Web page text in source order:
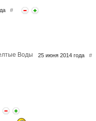
#
Воды 25 июня 2014 года #